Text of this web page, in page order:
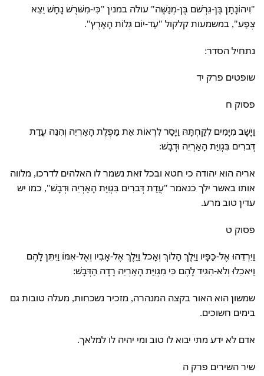
"וִיהוֹנָתָן בֶּן-גֵּרְשׁם בֶּן-מְנַשֶּׁה" עולה במנין "כִּי-מִשּׁרֶשׁ נָחָשׁ יֵצֵא
צֶפַע", במשמעות קלקול "עַד-יוֹם גְּלוֹת הָאָרֶץ".
נתחיל הסדר:
שופטים פרק יד
פסוק ח
וַיָּשָׁב מִיָּמִים לְקַחְתָּהּ וַיָּסַר לִרְאוֹת אֵת מַפֶּלֶת הָאַרְיֵה וְהִנֵּה עֲדַת
דְּברִים בִּגְוִיַּת הָאַרְיֵה וּדְבָשׁ:
אריה הוא יהודה כי חטא ובכל זאת נשמר לו האלהים לדרכו, מלווה
אותו באשר ילך כנאמר "עֲדַת דְּברִים בִּגְוִיַּת הָאַרְיֵה וּדְבָשׁ", כמו יש
עדין טוב מרע.
פסוק ט
וַיִּרְדֵּהוּ אֶל-כַּפָּיו וַיֵּלֶךְ הָלוֹךְ וְאָכל וַיֵּלֶךְ אֶל-אָבִיו וְאֶל-אִמּוֹ וַיִּתֵּן לָהֶם
וַיּאכֵלוּ וְלא-הִגִּיד לָהֶם כִּי מִגְּוִיַּת הָאַרְיֵה רָדָה הַדְּבָשׁ:
שמשון הוא האור בקצה המנהרה, מזכיר נשכחות, מעלה טובות גם
בימים חשוכים.
אדם לא ידע מתי יבוא לו טוב ומי יהיה לו למלאך.
שיר השירים פרק ה